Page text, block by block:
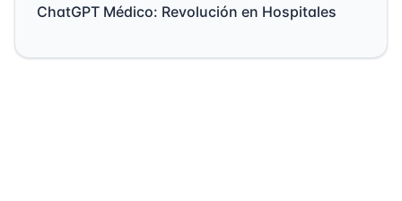
ChatGPT Médico: Revolución en Hospitales